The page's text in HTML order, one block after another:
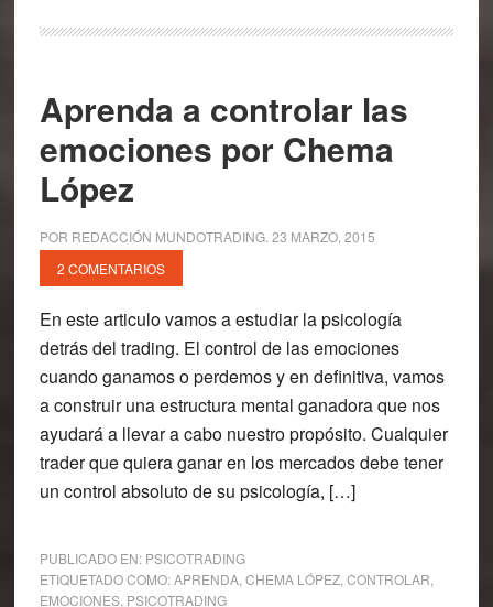
Aprenda a controlar las
emociones por Chema
López
POR REDACCIÓN MUNDOTRADING. 23 MARZO, 2015
2 COMENTARIOS
En este articulo vamos a estudiar la psicología
detrás del trading. El control de las emociones
cuando ganamos o perdemos y en definitiva, vamos
a construir una estructura mental ganadora que nos
ayudará a llevar a cabo nuestro propósito. Cualquier
trader que quiera ganar en los mercados debe tener
un control absoluto de su psicología, […]
PUBLICADO EN: PSICOTRADING
ETIQUETADO COMO:APRENDA, CHEMA LÓPEZ, CONTROLAR
EMOCIONES, PSICOTRADING